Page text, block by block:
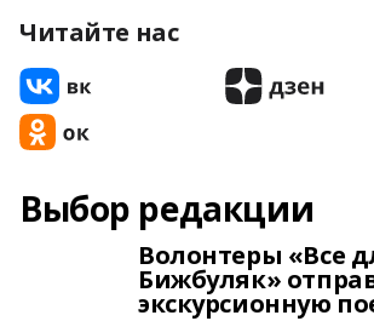
Читайте нас
Выбор редакции
Волонтеры «Все
Бижбуляк»
экскурсионную